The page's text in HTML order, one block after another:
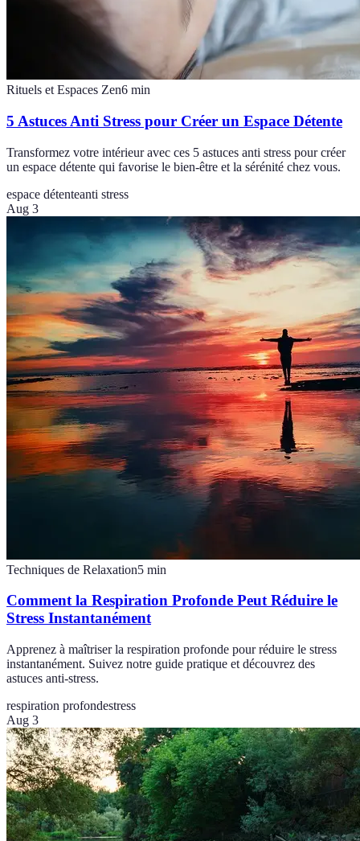
Rituels et Espaces Zen6 min
5 Astuces Anti Stress pour Créer un Espace Détente
Transformez votre intérieur avec ces 5 astuces anti stress pour créer
un espace détente qui favorise le bien-être et la sérénité chez vous.
espace détenteanti stress
Aug 3
Techniques de Relaxation5 min
Comment la Respiration Profonde Peut Réduire le
Stress Instantanément
Apprenez à maîtriser la respiration profonde pour réduire le stress
instantanément. Suivez notre guide pratique et découvrez des
astuces anti-stress.
respiration profondestress
Aug 3